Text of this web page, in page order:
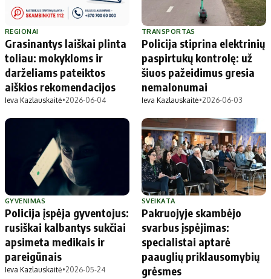
REGIONAI
Grasinantys laiškai plinta
toliau: mokykloms ir
darželiams pateiktos
aiškios rekomendacijos
Ieva Kazlauskaitė•2026-06-04
TRANSPORTAS
Policija stiprina elektrinių
paspirtukų kontrolę: už
šiuos pažeidimus gresia
nemalonumai
Ieva Kazlauskaitė•2026-06-03
GYVENIMAS
Policija įspėja gyventojus:
rusiškai kalbantys sukčiai
apsimeta medikais ir
pareigūnais
Ieva Kazlauskaitė•2026-05-24
SVEIKATA
Pakruojyje skambėjo
svarbus įspėjimas:
specialistai aptarė
paauglių priklausomybių
grėsmes